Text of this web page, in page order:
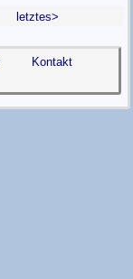
letztes>
Kontakt